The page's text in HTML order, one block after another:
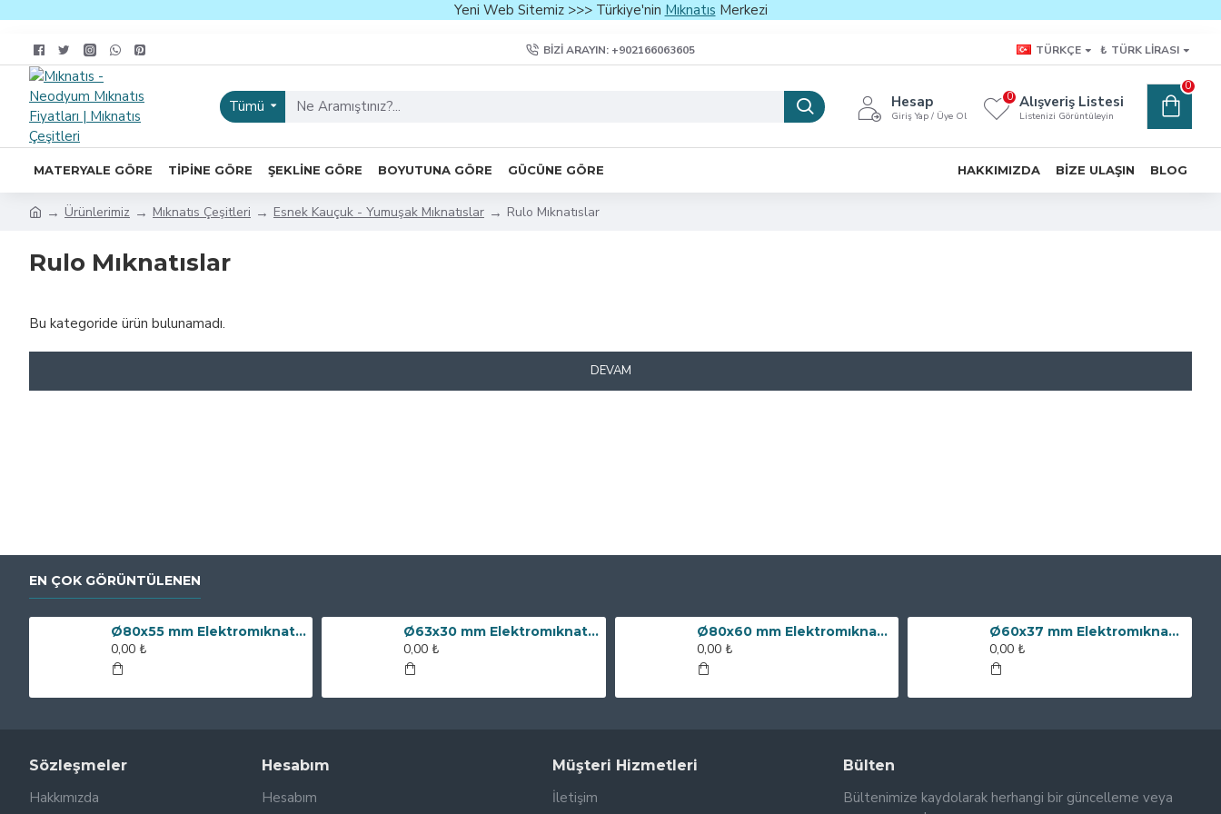
Yeni Web Sitemiz >>> Türkiye'nin Mıknatıs Merkezi
BIZI ARAYIN: +902166063605 TÜRKÇE ₺ TÜRK LIRASI
Tümü Hesap
Giriş Yap / Üye Ol
Alışveriş Listesi
Listenizi Görüntüleyin
0
0
MATERYALE GÖRE TIPINE GÖRE ŞEKLINE GÖRE BOYUTUNA GÖRE GÜCÜNE GÖRE HAKKIMIZDA BIZE ULAŞIN BLOG
Ürünlerimiz Mıknatıs Çeşitleri Esnek Kauçuk - Yumuşak Mıknatıslar Rulo Mıknatıslar
Rulo Mıknatıslar
Bu kategoride ürün bulunamadı.
DEVAM
EN ÇOK GÖRÜNTÜLENEN
Ø80x55 mm Elektromıknatıs - 250 kg Çekim Gücü
0,00 ₺
Ø63x30 mm Elektromıknatıs - 100 kg Çekim Gücü
0,00 ₺
Ø80x60 mm Elektromıknatıs - 240 kg Çekim Gücü
0,00 ₺
Ø60x37 mm Elektromıknatıs - 100 kg Çekim Gücü
0,00 ₺
Sözleşmeler
Hakkımızda
Hesabım
Hesabım
Müşteri Hizmetleri
İletişim
Bülten
Bültenimize kaydolarak herhangi bir güncelleme veya